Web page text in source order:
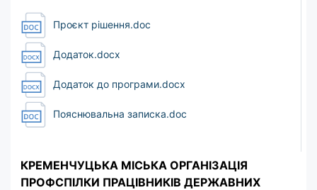
Проєкт рішення.doc
Додаток.docx
Додаток до програми.docx
Пояснювальна записка.doc
КРЕМЕНЧУЦЬКА МІСЬКА ОРГАНІЗАЦІЯ
ПРОФСПІЛКИ ПРАЦІВНИКІВ ДЕРЖАВНИХ